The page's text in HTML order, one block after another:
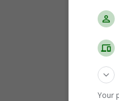
Ratsch an der
Sankt Andrä-Höch(2)
Sankt Johann im
Sankt Nikolai imYour